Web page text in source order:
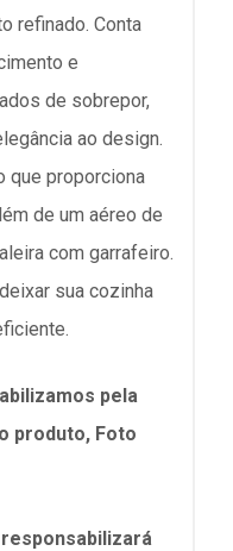
refinado. Conta
e
de sobrepor,
ao design.
que proporciona
de um aéreo de
com garrafeiro.
sua cozinha
pela
produto, Foto